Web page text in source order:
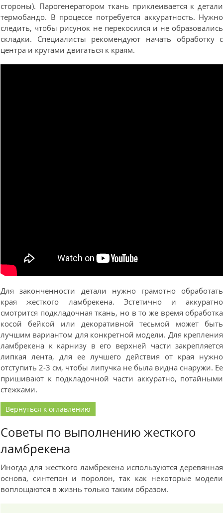
стороны). Парогенератором ткань приклеивается к детали
термобандо. В процессе потребуется аккуратность. Нужно
следить, чтобы рисунок не перекосился и не образовались
складки. Специалисты рекомендуют начать обработку с
центра и кругами двигаться к краям.
Для законченности детали нужно грамотно обработать
края жесткого ламбрекена. Эстетично и аккуратно
смотрится подкладочная ткань, но в то же время обработка
косой бейкой или декоративной тесьмой может быть
лучшим вариантом для конкретной модели. Для крепления
ламбрекена к карнизу в его верхней части закрепляется
липкая лента, для ее лучшего действия от края нужно
отступить 2-3 см, чтобы липучка не была видна снаружи. Ее
пришивают к подкладочной части аккуратно, потайными
стежками.
Вернуться к оглавлению
Советы по выполнению жесткого
ламбрекена
Иногда для жесткого ламбрекена используются деревянная
основа, синтепон и поролон, так как некоторые модели
воплощаются в жизнь только таким образом.